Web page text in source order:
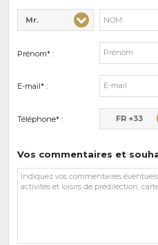
Civilité* :
Mr.
Nom* :
Prénom* :
E-mail* :
Téléphone* : FR +33
Vos commentaires et
Vos
commentaires